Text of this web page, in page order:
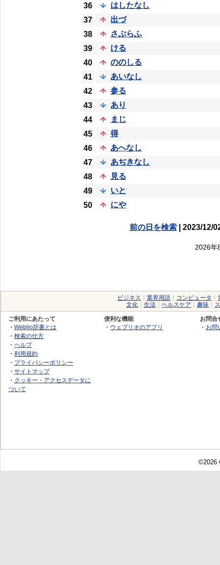
36
はしたなし
37
出づ
38
さぶらふ
39
ける
40
ののしる
41
あいなし
42
参る
43
あり
44
まじ
45
得
46
あへなし
47
あぢきなし
48
見る
49
いと
50
にや
前の日を検索| 2023/12/
2026年
ビジネス 業界用語 コンピュータ
文化
生活 ヘルスケア 趣味
ご利用にあたって
・ Weblio辞書とは
・ 検索の仕方
・ ヘルプ
・ 利用規約
・ プライバシーポリシー
・ サイトマップ
・ クッキー・アクセスデータに
ついて
便利な機能
・ ウェブリオのアプリ
お問合
・ お問
©2026